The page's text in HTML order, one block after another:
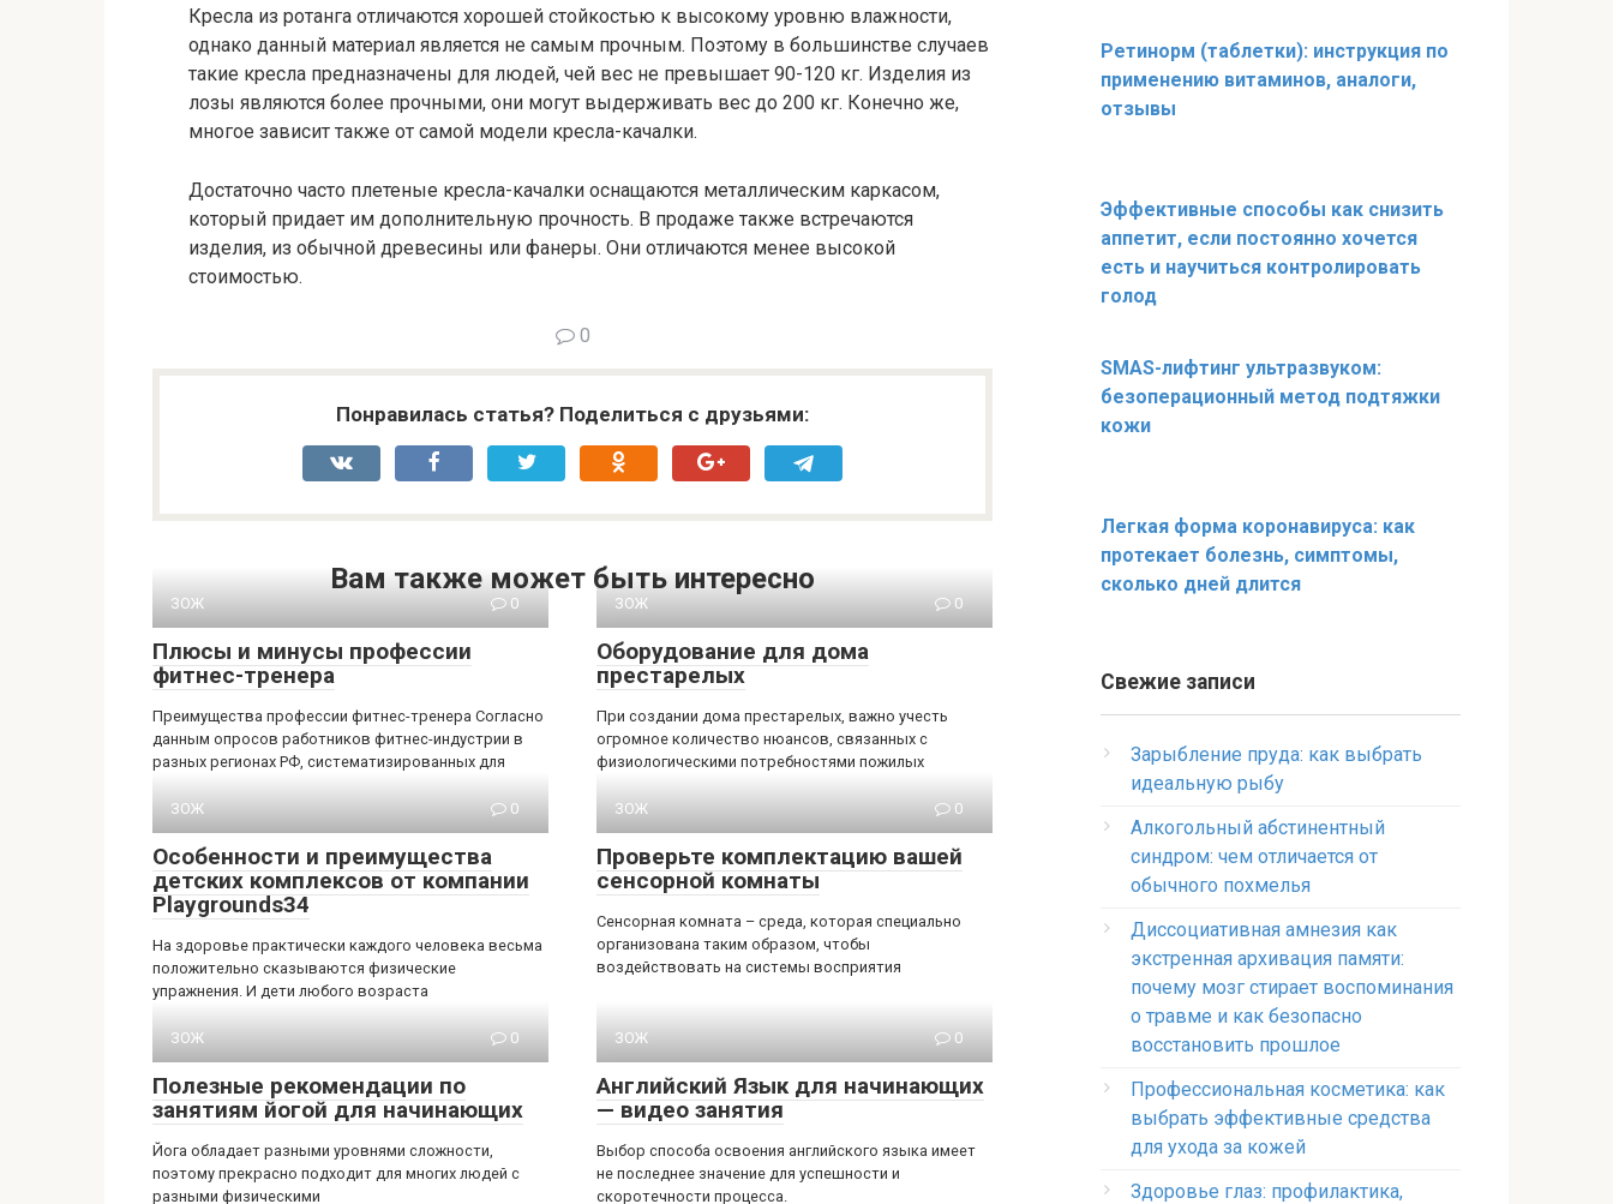
Кресла из ротанга отличаются хорошей стойкостью к высокому уровню влажности,
однако данный материал является не самым прочным. Поэтому в большинстве случаев
такие кресла предназначены для людей, чей вес не превышает 90-120 кг. Изделия из
лозы являются более прочными, они могут выдерживать вес до 200 кг. Конечно же,
многое зависит также от самой модели кресла-качалки.
Достаточно часто плетеные кресла-качалки оснащаются металлическим каркасом,
который придает им дополнительную прочность. В продаже также встречаются
изделия, из обычной древесины или фанеры. Они отличаются менее высокой
стоимостью.
0
Понравилась статья? Поделиться с друзьями:
Вам также может быть интересно
ЗОЖ 0
Плюсы и минусы профессии
фитнес-тренера
Преимущества профессии фитнес-тренера Согласно
данным опросов работников фитнес-индустрии в
разных регионах РФ, систематизированных для
ЗОЖ 0
Оборудование для дома
престарелых
При создании дома престарелых, важно учесть
огромное количество нюансов, связанных с
физиологическими потребностями пожилых
ЗОЖ 0
Особенности и преимущества
детских комплексов от компании
Playgrounds34
На здоровье практически каждого человека весьма
положительно сказываются физические
упражнения. И дети любого возраста
ЗОЖ 0
Проверьте комплектацию вашей
сенсорной комнаты
Сенсорная комната – среда, которая специально
организована таким образом, чтобы
воздействовать на системы восприятия
ЗОЖ 0
Полезные рекомендации по
занятиям йогой для начинающих
Йога обладает разными уровнями сложности,
поэтому прекрасно подходит для многих людей с
разными физическими
ЗОЖ 0
Английский Язык для начинающих
— видео занятия
Выбор способа освоения английского языка имеет
не последнее значение для успешности и
скоротечности процесса.
Ретинорм (таблетки): инструкция по
применению витаминов, аналоги,
отзывы
Эффективные способы как снизить
аппетит, если постоянно хочется
есть и научиться контролировать
голод
SMAS-лифтинг ультразвуком:
безоперационный метод подтяжки
кожи
Легкая форма коронавируса: как
протекает болезнь, симптомы,
сколько дней длится
Свежие записи
Зарыбление пруда: как выбрать
идеальную рыбу
Алкогольный абстинентный
синдром: чем отличается от
обычного похмелья
Диссоциативная амнезия как
экстренная архивация памяти:
почему мозг стирает воспоминания
о травме и как безопасно
восстановить прошлое
Профессиональная косметика: как
выбрать эффективные средства
для ухода за кожей
Здоровье глаз: профилактика,